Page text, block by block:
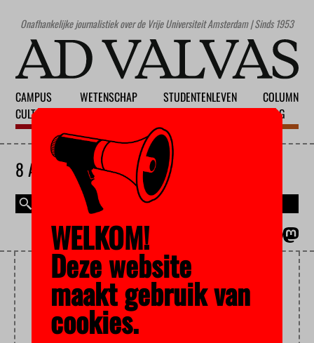
Onafhankelijke journalistiek over de Vrije Universiteit Amsterdam | Sinds 1953
CAMPUS
CULTUUR
WETENSCHAP
STUDENTENLEVEN
COLUMN
BLOG
8 AUGUSTUS 2026
ETHIEK
WELKOM!
Deze website
maakt gebruik van
cookies.